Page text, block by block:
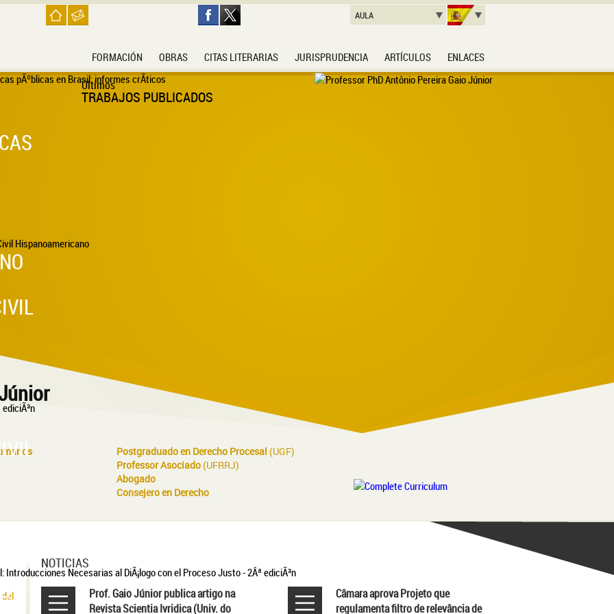
FORMACIÓN OBRAS CITAS LITERARIAS JURISPRUDENCIA ARTÍCULOS ENLACES
AULA
Últimos
TRABAJOS PUBLICADOS
Postgraduado en Derecho Procesal (UGF)
Professor Asociado (UFRRJ)
Abogado
Consejero en Derecho
NOTICIAS
Prof. Gaio Júnior publica artigo na
Revista Scientia Ivridica (Univ. do
Câmara aprova Projeto que
regulamenta filtro de relevância de